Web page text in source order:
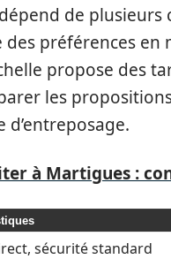
dépend de plusieurs
des préférences
propose des
les
à Martigues :
sécurité standard